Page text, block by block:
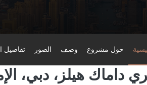
حول مشروع وصف الصور تفاصيل
هيلز، دبي،